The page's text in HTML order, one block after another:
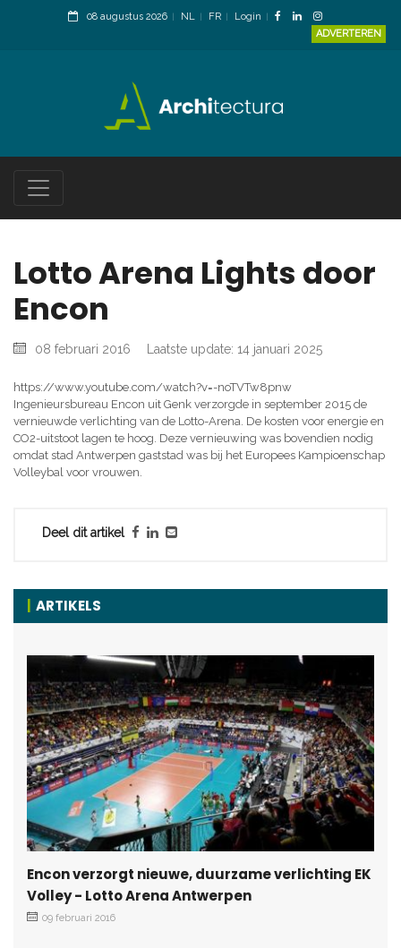
08 augustus 2026 NL FR
Login
ADVERTEREN
Lotto Arena Lights door
Encon
08 februari 2016 Laatste update: 14 januari 2025
https://www.youtube.com/watch?v=-noTVTw8pnw
Ingenieursbureau Encon uit Genk verzorgde in september 2015 de
vernieuwde verlichting van de Lotto-Arena. De kosten voor energie en
CO2-uitstoot lagen te hoog. Deze vernieuwing was bovendien nodig
omdat stad Antwerpen gaststad was bij het Europees Kampioenschap
Volleybal voor vrouwen.
Deel dit artikel
ARTIKELS
Encon verzorgt nieuwe, duurzame verlichting EK
Volley - Lotto Arena Antwerpen
09 februari 2016